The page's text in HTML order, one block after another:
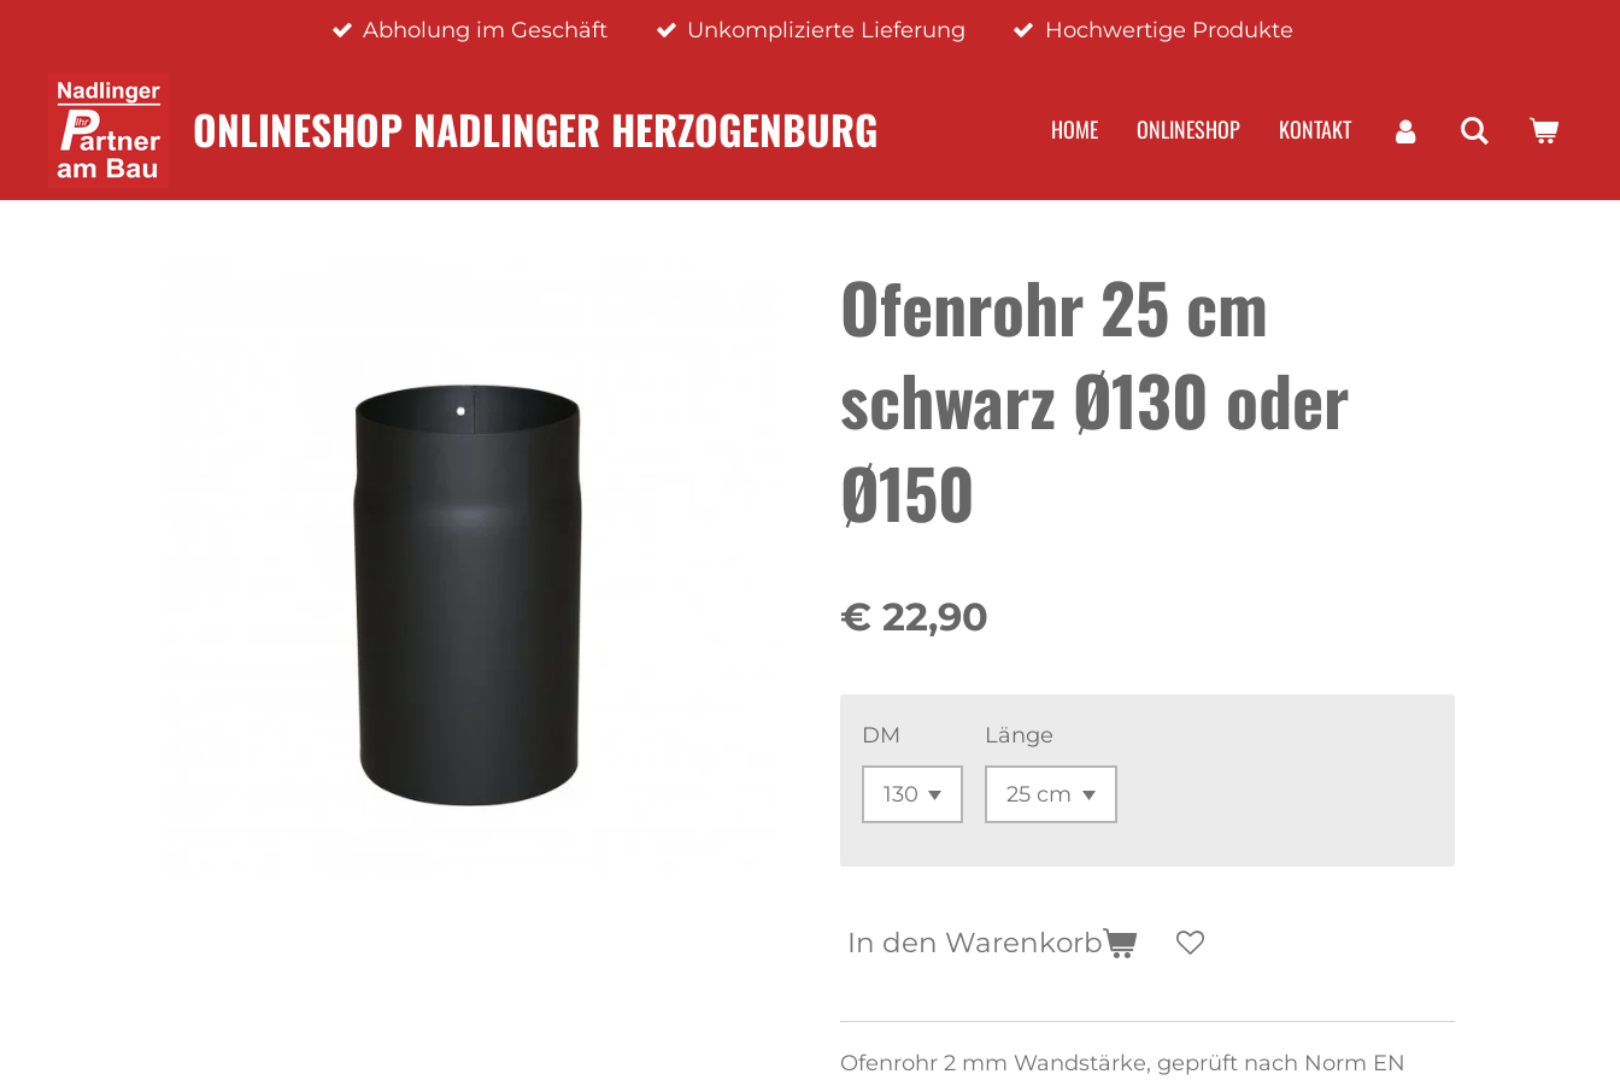
springen
Abholung im Geschäft Unkomplizierte Lieferung Hochwertige Produkte
ONLINESHOP NADLINGER HERZOGENBURG HOME ONLINESHOP KONTAKT
Ofenrohr 25 cm
schwarz Ø130 oder
Ø150
€ 22,90
DM Länge
In den Warenkorb
Ofenrohr 2 mm Wandstärke, geprüft nach Norm EN